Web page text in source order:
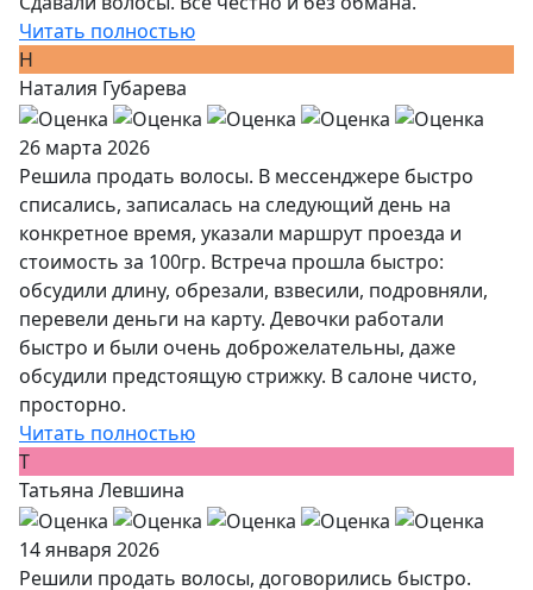
Читать полностью
Н
Наталия Губарева
26 марта 2026
Решила продать волосы. В мессенджере быстро
списались, записалась на следующий день на
конкретное время, указали маршрут проезда и
стоимость за 100гр. Встреча прошла быстро:
обсудили длину, обрезали, взвесили, подровняли,
перевели деньги на карту. Девочки работали
быстро и были очень доброжелательны, даже
обсудили предстоящую стрижку. В салоне чисто,
просторно.
Читать полностью
Т
Татьяна Левшина
14 января 2026
Решили продать волосы, договорились быстро.